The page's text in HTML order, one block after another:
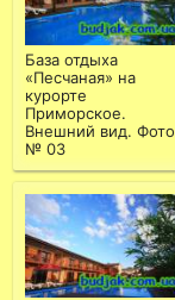
База отдыха
«Песчаная» на
курорте
Приморское.
Внешний вид. Фото
№ 03